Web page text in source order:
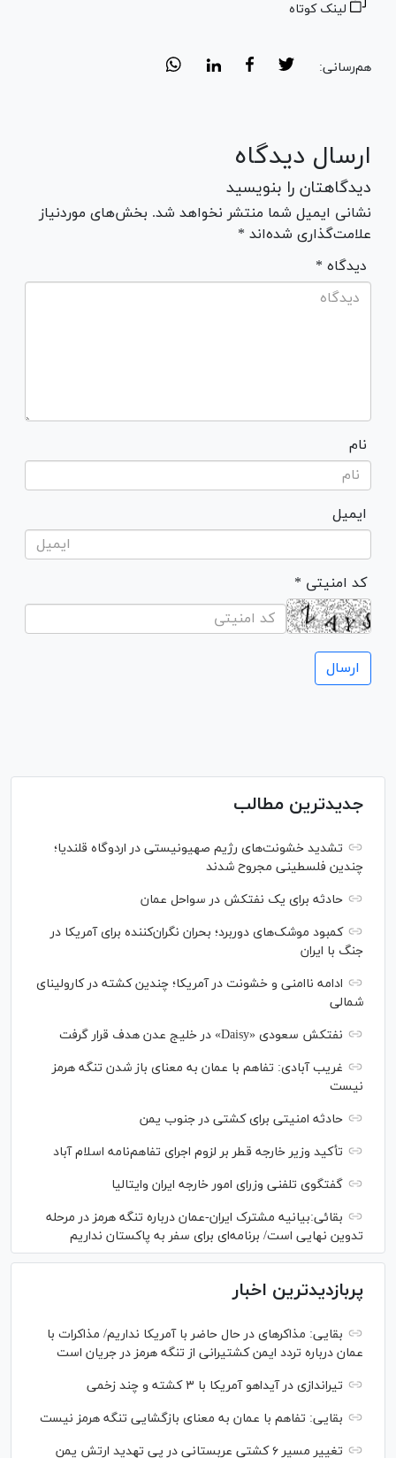
لینک کوتاه
هم‌رسانی:
ارسال دیدگاه
دیدگاهتان را بنویسید
نشانی ایمیل شما منتشر نخواهد شد. بخش‌های موردنیاز
علامت‌گذاری شده‌اند *
* دیدگاه
نام
ایمیل
* کد امنیتی
جدیدترین مطالب
تشدید خشونت‌های رژیم صهیونیستی در اردوگاه قلندیا؛
چندین فلسطینی مجروح شدند
حادثه برای یک نفتکش در سواحل عمان
کمبود موشک‌های دوربرد؛ بحران نگران‌کننده برای آمریکا در
جنگ با ایران
ادامه ناامنی و خشونت در آمریکا؛ چندین کشته در کارولینای
شمالی
نفتکش سعودی «Daisy» در خلیج عدن هدف قرار گرفت
غریب آبادی: تفاهم با عمان به معنای باز شدن تنگه هرمز
نیست
حادثه امنیتی برای کشتی در جنوب یمن
تأکید وزیر خارجه قطر بر لزوم اجرای تفاهم‌نامه اسلام آباد
گفتگوی تلفنی وزرای امور خارجه ایران وایتالیا
بقائی:بیانیه مشترک ایران-عمان درباره تنگه هرمز در مرحله
تدوین نهایی است/ برنامه‌ای برای سفر به پاکستان نداریم
پربازدیدترین اخبار
بقایی: مذاکره‎ای در حال حاضر با آمریکا نداریم/ مذاکرات با
عمان درباره تردد ایمن کشتیرانی از تنگه هرمز در جریان است
تیراندازی در آیداهو آمریکا با ۳ کشته و چند زخمی
بقایی: تفاهم با عمان به معنای بازگشایی تنگه هرمز نیست
تغییر مسیر ۶ کشتی عربستانی در پی تهدید ارتش یمن